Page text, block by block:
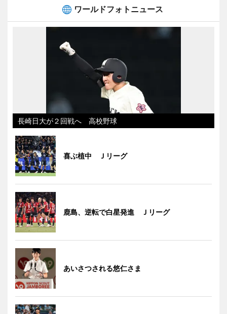
ワールドフォトニュース
長崎日大が２回戦へ 高校野球
喜ぶ植中 Ｊリーグ
鹿島、逆転で白星発進 Ｊリーグ
あいさつされる悠仁さま